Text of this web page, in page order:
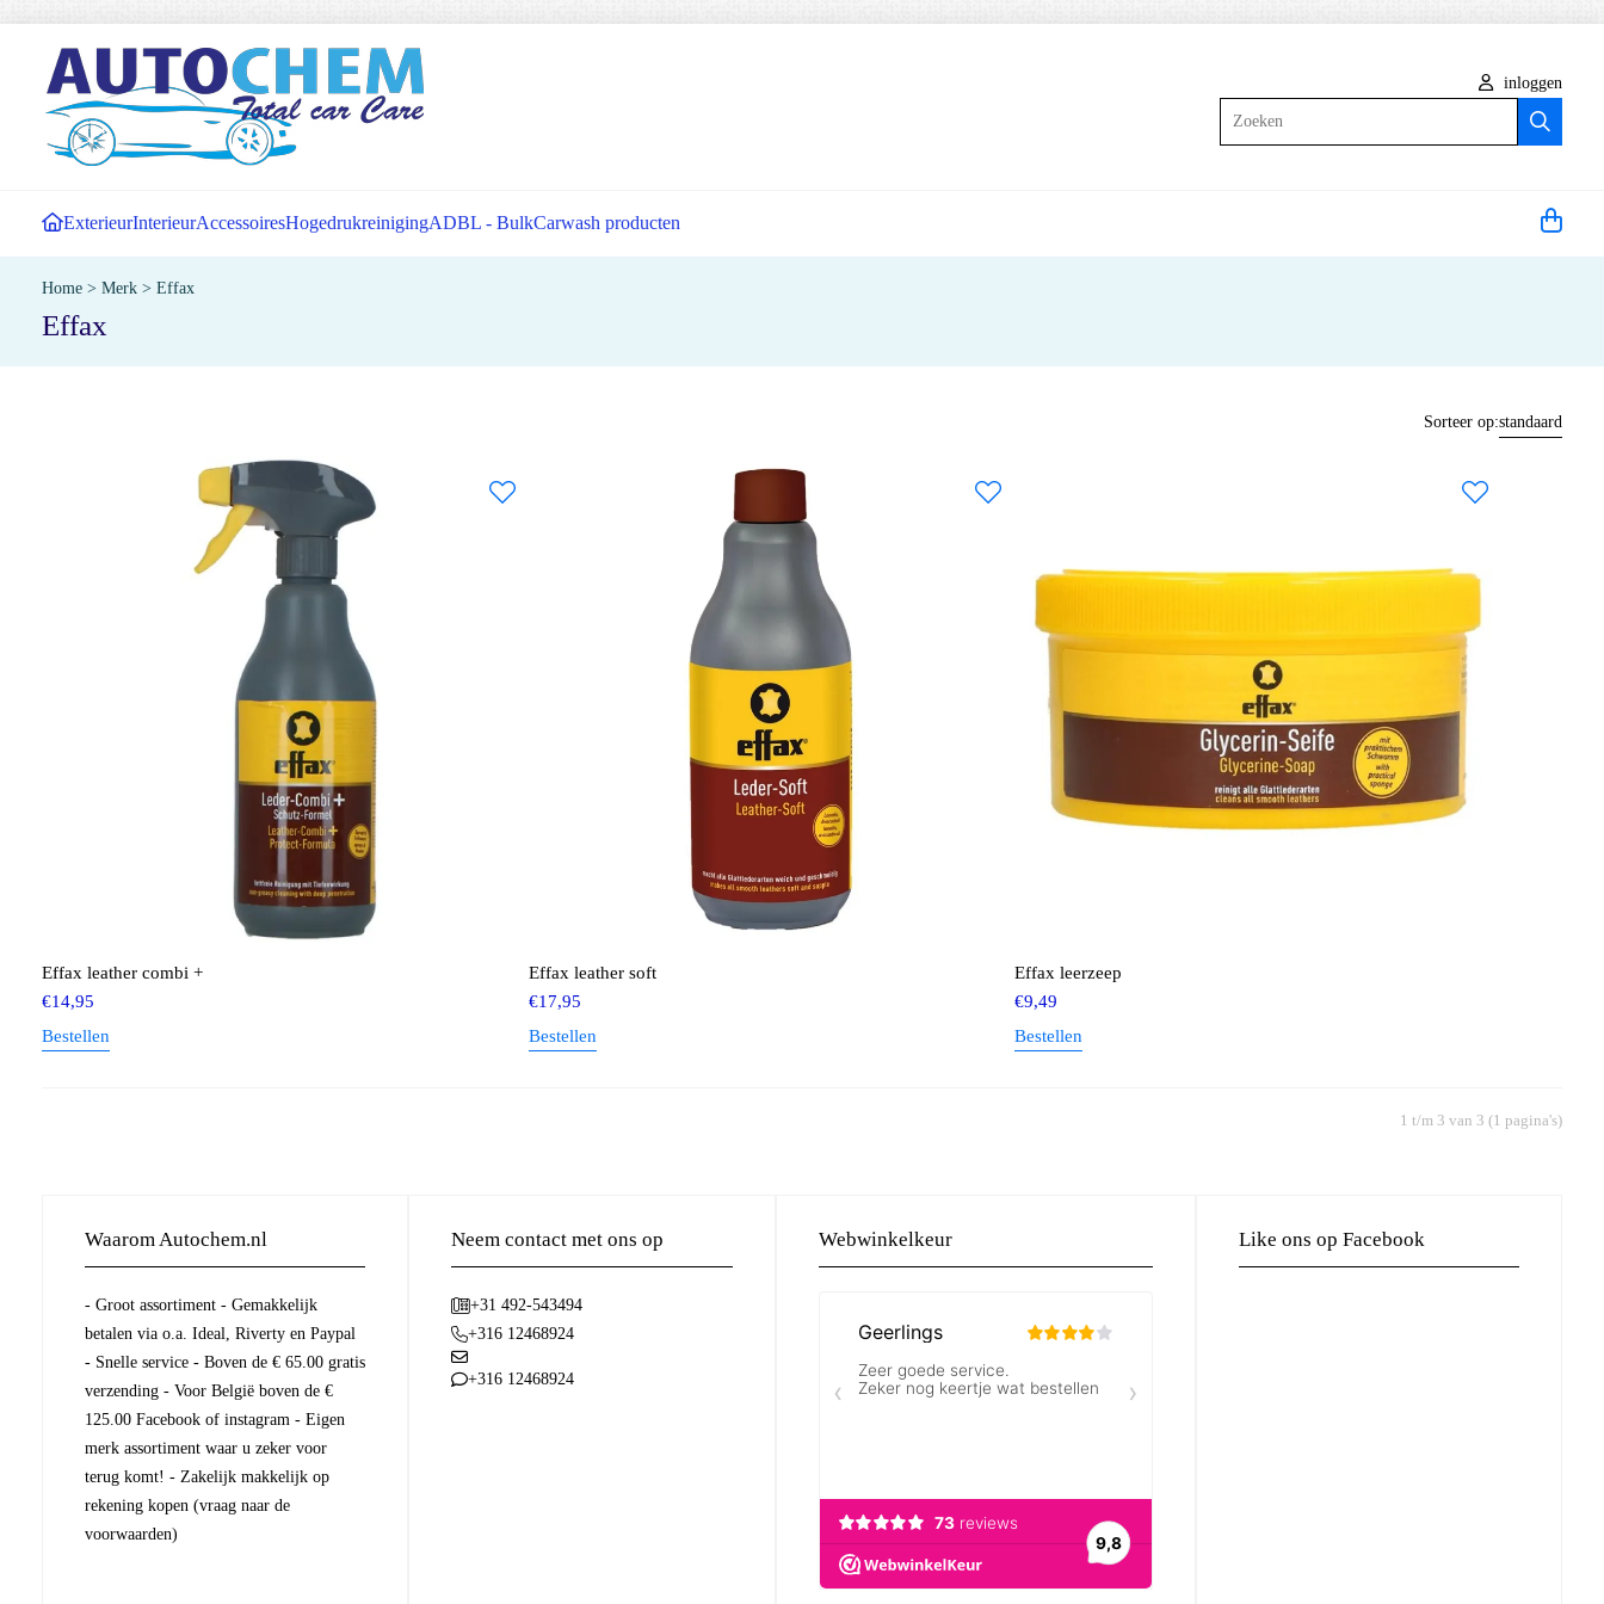
inloggen
ExterieurInterieurAccessoiresHogedrukreinigingADBL - BulkCarwash producten
Home > Merk > Effax
Effax
Sorteer op:standaard
Effax leather combi +
€14,95
Bestellen
Effax leather soft
€17,95
Bestellen
Effax leerzeep
€9,49
Bestellen
1 t/m 3 van 3 (1 pagina's)
Waarom Autochem.nl
- Groot assortiment - Gemakkelijk
betalen via o.a. Ideal, Riverty en Paypal
- Snelle service - Boven de € 65.00 gratis
verzending - Voor België boven de €
125.00 Facebook of instagram - Eigen
merk assortiment waar u zeker voor
terug komt! - Zakelijk makkelijk op
rekening kopen (vraag naar de
voorwaarden)
Neem contact met ons op
+31 492-543494
+316 12468924
+316 12468924
Webwinkelkeur Like ons op Facebook